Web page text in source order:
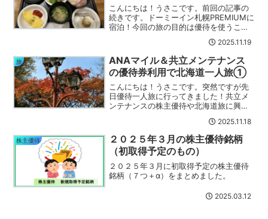
こんにちは！うさこです。前回の記事の
続きです。ドーミーイン札幌PREMIUMに
宿泊！今回の旅の目的は優待を使うこと
が使えるドーミーインを予約しました。
ビジネスホテルなので一人旅にも優しい
お宿です(*´ω｀...
2025.11.19
旅
ANAマイル＆共立メンテナンス
の優待券利用で北海道一人旅①
こんにちは！うさこです。突然ですが先
日優待一人旅に行ってきました！共立メ
ンテナンスの株主優待や北海道旅に興味
みてください(*´▽｀*)一人旅の目的実は
今回が初の一人旅の私。私は腰が重い人
間なので、一人旅っ...
2025.11.18
株主優待
２０２５年３月の株主優待銘柄
（初取得予定のもの）
２０２５年３月に初取得予定の株主優待
銘柄（７つ＋α）をまとめました。
2025.03.12